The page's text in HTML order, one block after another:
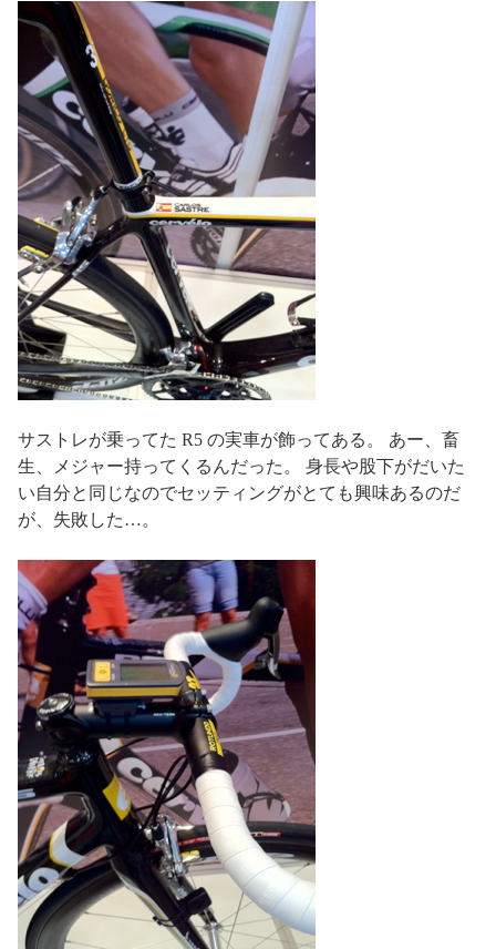
サストレが乗ってた R5 の実車が飾ってある。 あー、畜
生、メジャー持ってくるんだった。 身長や股下がだいた
い自分と同じなのでセッティングがとても興味あるのだ
が、失敗した…。